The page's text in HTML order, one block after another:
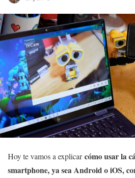
Hoy te vamos a explicarcómo usar la
smartphone, ya sea Android o iOS,